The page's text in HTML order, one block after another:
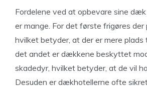
Fordelene ved at opbevare sine
er mange. For det første frigøres der
hvilket betyder, at der er mere plads
det andet er dækkene beskyttet
skadedyr, hvilket betyder, at de vil
Desuden er dækhotellerne ofte